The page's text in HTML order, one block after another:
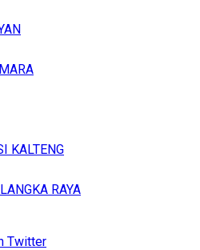
KALTENG
RAYA
Twitter